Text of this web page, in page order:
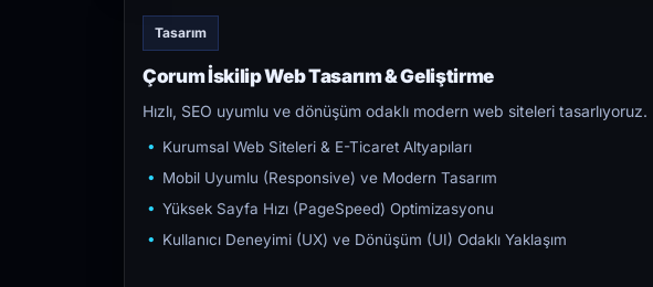
Tasarım
Çorum İskilip Web Tasarım & Geliştirme
Hızlı, SEO uyumlu ve dönüşüm odaklı modern web siteleri tasarlıyoruz.
Kurumsal Web Siteleri & E-Ticaret Altyapıları
Mobil Uyumlu (Responsive) ve Modern Tasarım
Yüksek Sayfa Hızı (PageSpeed) Optimizasyonu
Kullanıcı Deneyimi (UX) ve Dönüşüm (UI) Odaklı Yaklaşım